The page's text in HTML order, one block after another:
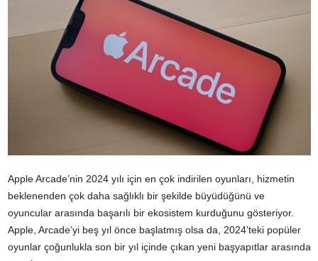
Apple Arcade’nin 2024 yılı için en çok indirilen oyunları, hizmetin
beklenenden çok daha sağlıklı bir şekilde büyüdüğünü ve
oyuncular arasında başarılı bir ekosistem kurduğunu gösteriyor.
Apple, Arcade’yi beş yıl önce başlatmış olsa da, 2024’teki popüler
oyunlar çoğunlukla son bir yıl içinde çıkan yeni başyapıtlar arasında